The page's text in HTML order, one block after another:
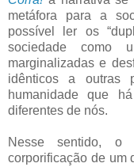
metáfora para a
possível ler os
sociedade como
marginalizadas e
idênticos a outras
humanidade que
diferentes de nós.
Nesse sentido, o
corporificação de um